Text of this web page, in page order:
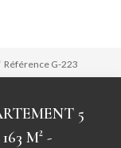
Référence G-223
5
M² -